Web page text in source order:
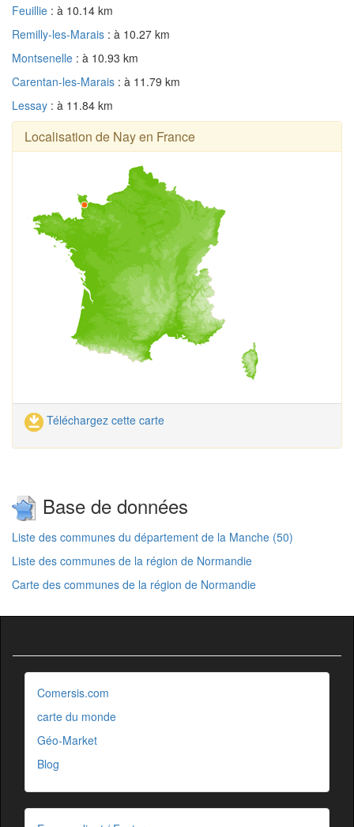
Feuillie : à 10.14 km
Remilly-les-Marais : à 10.27 km
Montsenelle : à 10.93 km
Carentan-les-Marais : à 11.79 km
Lessay : à 11.84 km
Localisation de Nay en France
Téléchargez cette carte
Base de données
Liste des communes du département de la Manche (50)
Liste des communes de la région de Normandie
Carte des communes de la région de Normandie
Comersis.com
carte du monde
Géo-Market
Blog